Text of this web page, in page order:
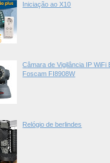
Iniciação ao X10
Câmara de Vigilância IP WiFi
Foscam FI8908W
Relógio de berlindes